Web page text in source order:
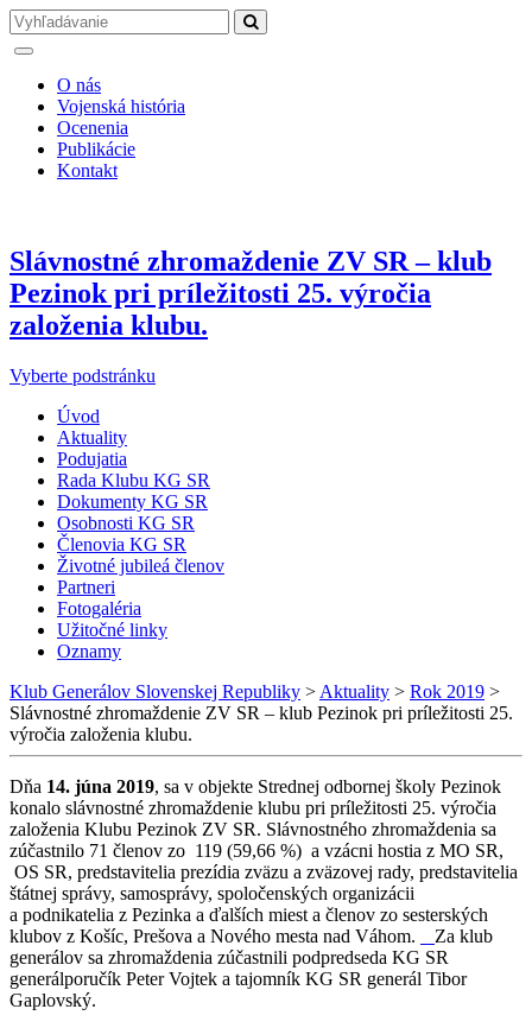
O nás
Vojenská história
Ocenenia
Publikácie
Kontakt
Slávnostné zhromaždenie ZV SR – klub
Pezinok pri príležitosti 25. výročia
založenia klubu.
Vyberte podstránku
Úvod
Aktuality
Podujatia
Rada Klubu KG SR
Dokumenty KG SR
Osobnosti KG SR
Členovia KG SR
Životné jubileá členov
Partneri
Fotogaléria
Užitočné linky
Oznamy
Klub Generálov Slovenskej Republiky > Aktuality > Rok 2019 >
Slávnostné zhromaždenie ZV SR – klub Pezinok pri príležitosti 25.
výročia založenia klubu.
Dňa 14. júna 2019, sa v objekte Strednej odbornej školy Pezinok
konalo slávnostné zhromaždenie klubu pri príležitosti 25. výročia
založenia Klubu Pezinok ZV SR. Slávnostného zhromaždenia sa
zúčastnilo 71 členov zo 119 (59,66 %) a vzácni hostia z MO SR,
OS SR, predstavitelia prezídia zväzu a zväzovej rady, predstavitelia
štátnej správy, samosprávy, spoločenských organizácii
a podnikatelia z Pezinka a ďalších miest a členov zo sesterských
klubov z Košíc, Prešova a Nového mesta nad Váhom.
Za klub
generálov sa zhromaždenia zúčastnili podpredseda KG SR
generálporučík Peter Vojtek a tajomník KG SR generál Tibor
Gaplovský.